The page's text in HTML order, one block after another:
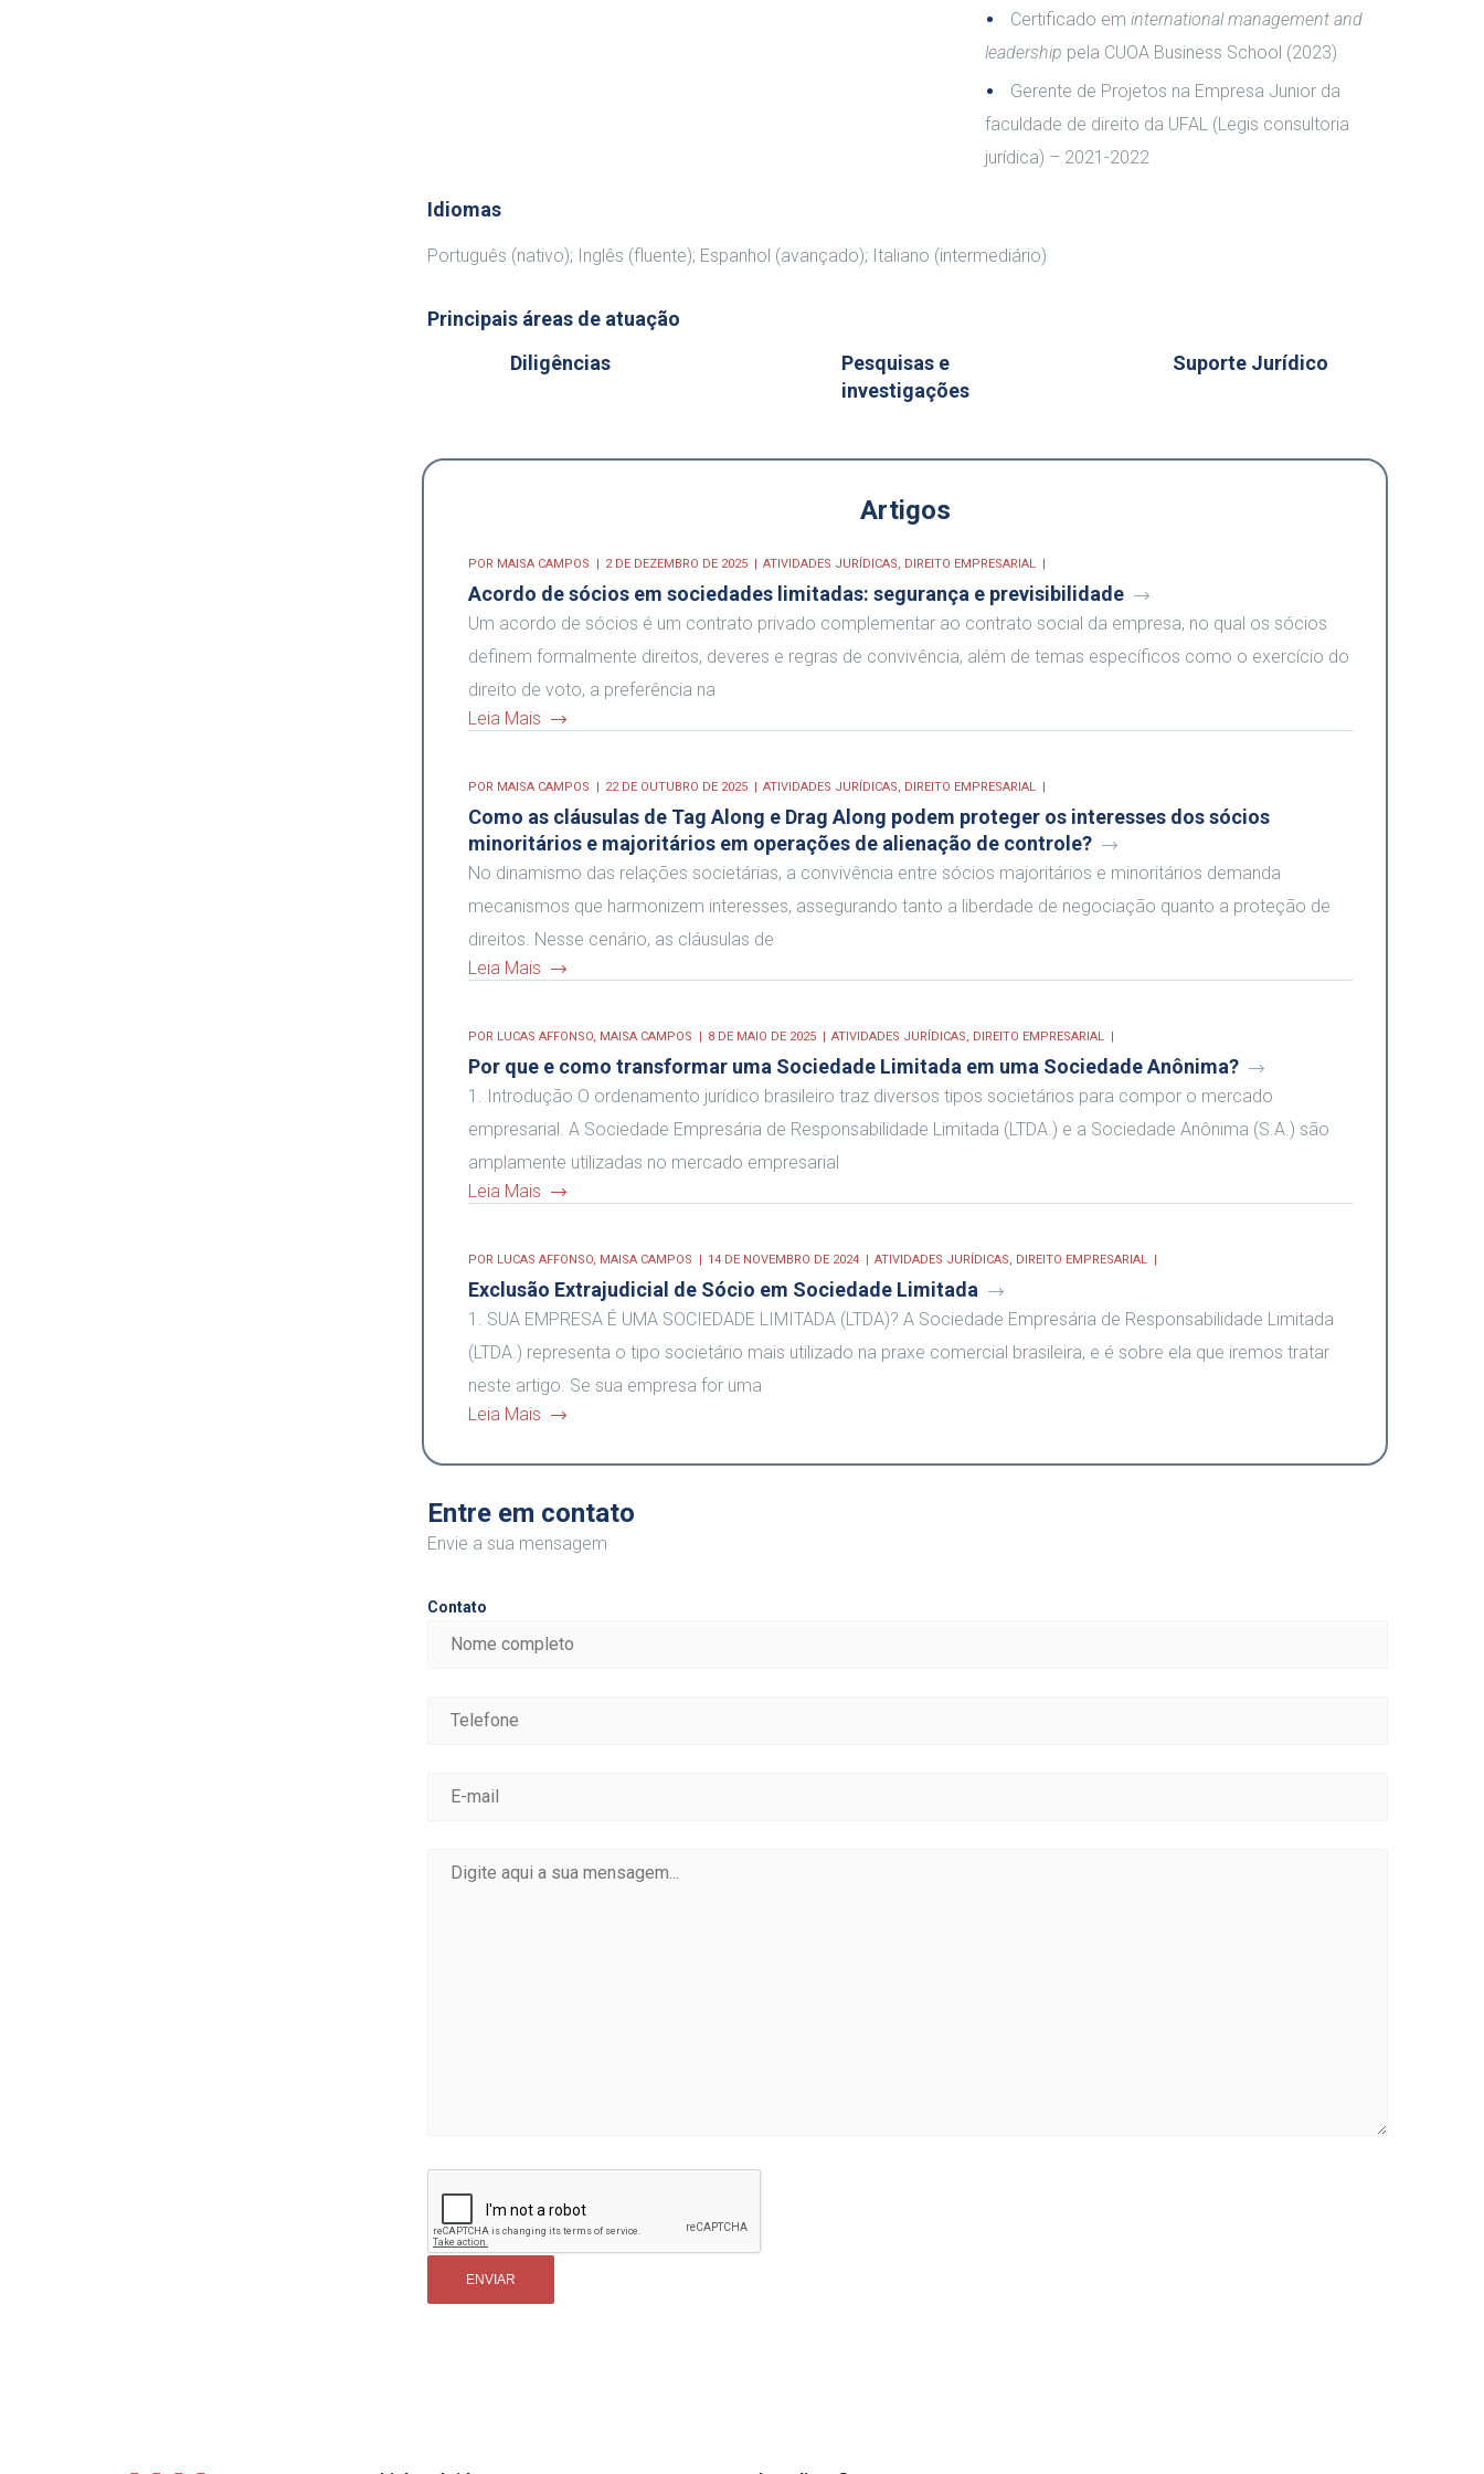
Certificado em international management and
leadership pela CUOA Business School (2023)
Gerente de Projetos na Empresa Junior da
faculdade de direito da UFAL (Legis consultoria
jurídica) – 2021-2022
Idiomas
Português (nativo); Inglês (fluente); Espanhol (avançado); Italiano (intermediário)
Principais áreas de atuação
Diligências
Pesquisas e
investigações
Suporte Jurídico
Artigos
POR MAISA CAMPOS 2 DE DEZEMBRO DE 2025 ATIVIDADES JURÍDICAS, DIREITO EMPRESARIAL
Acordo de sócios em sociedades limitadas: segurança e previsibilidade
Um acordo de sócios é um contrato privado complementar ao contrato social da empresa, no qual os sócios
definem formalmente direitos, deveres e regras de convivência, além de temas específicos como o exercício do
direito de voto, a preferência na
Leia Mais
POR MAISA CAMPOS 22 DE OUTUBRO DE 2025 ATIVIDADES JURÍDICAS, DIREITO EMPRESARIAL
Como as cláusulas de Tag Along e Drag Along podem proteger os interesses dos sócios
minoritários e majoritários em operações de alienação de controle?
No dinamismo das relações societárias, a convivência entre sócios majoritários e minoritários demanda
mecanismos que harmonizem interesses, assegurando tanto a liberdade de negociação quanto a proteção de
direitos. Nesse cenário, as cláusulas de
Leia Mais
POR LUCAS AFFONSO, MAISA CAMPOS 8 DE MAIO DE 2025 ATIVIDADES JURÍDICAS, DIREITO EMPRESARIAL
Por que e como transformar uma Sociedade Limitada em uma Sociedade Anônima?
1. Introdução O ordenamento jurídico brasileiro traz diversos tipos societários para compor o mercado
empresarial. A Sociedade Empresária de Responsabilidade Limitada (LTDA.) e a Sociedade Anônima (S.A.) são
amplamente utilizadas no mercado empresarial
Leia Mais
POR LUCAS AFFONSO, MAISA CAMPOS 14 DE NOVEMBRO DE 2024 ATIVIDADES JURÍDICAS, DIREITO EMPRESARIAL
Exclusão Extrajudicial de Sócio em Sociedade Limitada
1. SUA EMPRESA É UMA SOCIEDADE LIMITADA (LTDA)? A Sociedade Empresária de Responsabilidade Limitada
(LTDA.) representa o tipo societário mais utilizado na praxe comercial brasileira, e é sobre ela que iremos tratar
neste artigo. Se sua empresa for uma
Leia Mais
Entre em contato
Envie a sua mensagem
Contato